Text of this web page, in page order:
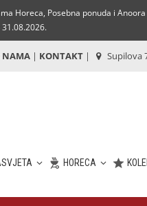
Horeca, Posebna ponuda i
31.08.2026.
NAMA | KONTAKT | Supilova
HORECA